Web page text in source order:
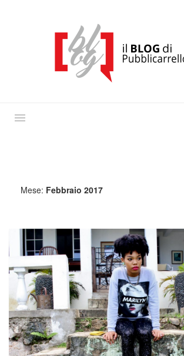
Mese: Febbraio 2017